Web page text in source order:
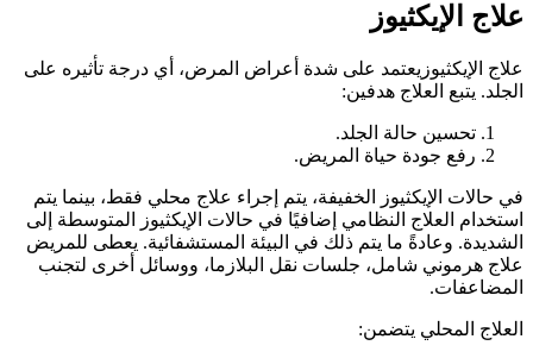
علاج الإيكثيوز
علاج الإيكثيوزيعتمد على شدة أعراض المرض، أي درجة تأثيره على
الجلد. يتبع العلاج هدفين:
تحسين حالة الجلد.
رفع جودة حياة المريض.
في حالات الإيكثيوز الخفيفة، يتم إجراء علاج محلي فقط، بينما يتم
استخدام العلاج النظامي إضافيًا في حالات الإيكثيوز المتوسطة إلى
الشديدة. وعادةً ما يتم ذلك في البيئة المستشفائية. يعطى للمريض
علاج هرموني شامل، جلسات نقل البلازما، ووسائل أخرى لتجنب
المضاعفات.
العلاج المحلي يتضمن: